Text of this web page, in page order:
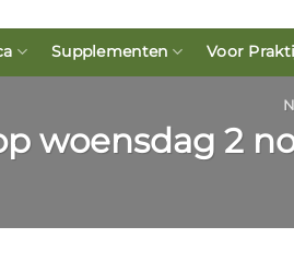
Supplementen Voor
woensdag 2